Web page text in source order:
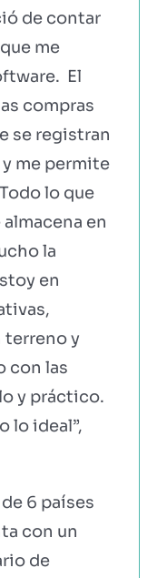
de contar
me
El
compras
se registran
me permite
lo que
en
la
en
terreno y
con las
y práctico.
lo ideal”,
6 países
con un
de